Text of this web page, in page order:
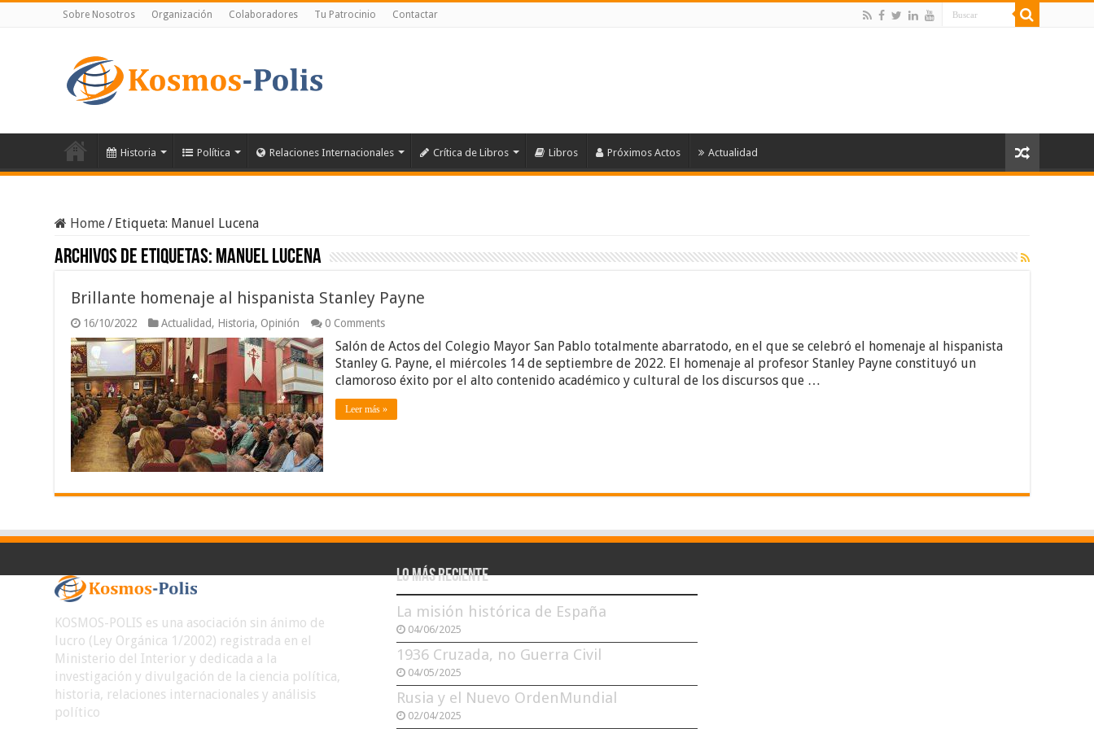
Sobre Nosotros Organización Colaboradores Tu Patrocinio Contactar
Historia Política Relaciones Internacionales Crítica de Libros Libros Próximos Actos Actualidad
Home/ Etiqueta: Manuel Lucena
Archivos de etiquetas: Manuel Lucena
Brillante homenaje al hispanista Stanley Payne
16/10/2022 Actualidad, Historia, Opinión 0 Comments
Salón de Actos del Colegio Mayor San Pablo totalmente abarratodo, en el que se celebró el homenaje al hispanista
Stanley G. Payne, el miércoles 14 de septiembre de 2022. El homenaje al profesor Stanley Payne constituyó un
clamoroso éxito por el alto contenido académico y cultural de los discursos que …
Leer más »
KOSMOS-POLIS es una asociación sin ánimo de
lucro (Ley Orgánica 1/2002) registrada en el
Ministerio del Interior y dedicada a la
investigación y divulgación de la ciencia política,
historia, relaciones internacionales y análisis
político
Lo más reciente
La misión histórica de España
04/06/2025
1936 Cruzada, no Guerra Civil
04/05/2025
Rusia y el Nuevo OrdenMundial
02/04/2025